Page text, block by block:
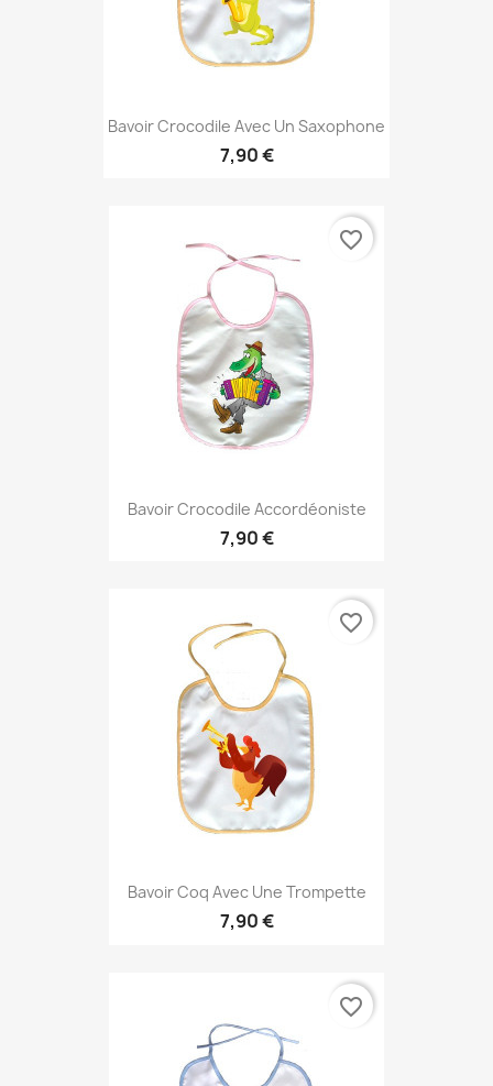
Bavoir Crocodile Avec Un Saxophone
7,90 €
Bavoir Crocodile Accordéoniste
7,90 €
favorite_border
Bavoir Coq Avec Une Trompette
7,90 €
favorite_border
favorite_border